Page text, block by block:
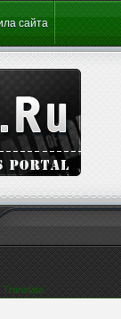
сайта
Translate